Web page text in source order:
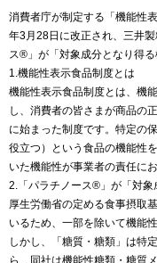
消費者庁が制定する「機能性
年3月28日に改正され、三井
ス®」が「対象成分となり得
1.機能性表示食品制度とは
機能性表示食品制度とは、機
し、消費者の皆さまが商品の
に始まった制度です。特定の
役立つ）という食品の機能性
いた機能性が事業者の責任に
2.「パラチノース®」が「対
厚生労働省の定める食事摂取
いるため、一部を除いて機能
しかし、「糖質・糖類」は特
ら、同社は機能性糖類・糖質